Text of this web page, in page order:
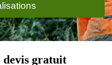
devis gratuit